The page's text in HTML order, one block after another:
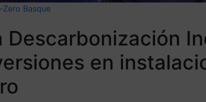
Zero Basque
Descarbonización
en